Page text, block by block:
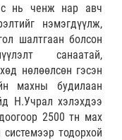
нь ченж нар авч
нэмэгдүүлж,
шалтгаан болсон
санаатай,
нөлөөлсөн гэсэн
махны будилаан
Н.Учрал хэлэхдээ
2500 тн мах
тодорхой